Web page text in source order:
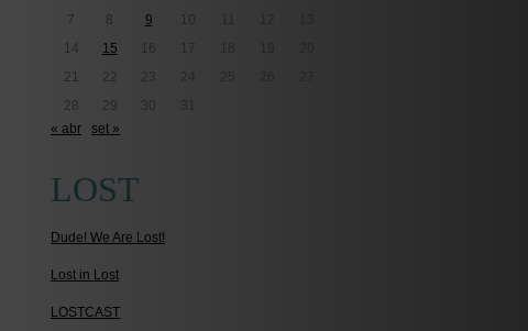
7
8 9
14
15 16
21
22 23
28
29 30
« abr
set »
LOST
Dude! We Are Lost!
Lost in Lost
LOSTCAST